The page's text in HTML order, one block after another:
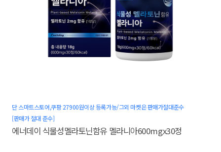
단 스마트스토어,쿠팡 27900원이상 등록가능/그외 마켓은 판매가절대준수
[판매가 절대 준수]
에너데이 식물성멜라토닌함유 멜라니아600mgx30정